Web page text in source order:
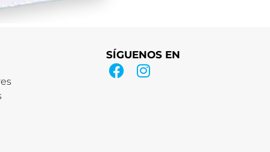
SÍGUENOS EN